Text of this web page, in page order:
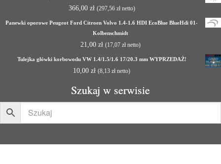
366,00 zł (297,56 złnetto)
Panewki oporowe Peugeot Ford Citroen Volvo 1.4-1.6 HDI EcoBlue BlueHdi 01-
Kolbenschmidt
21,00 zł (17,07 zł netto)
Tulejka główki korbowodu VW 1.4/1.5/1.6 17/20.3 mm WYPRZEDAŻ!
10,00 zł (8,13 zł netto)
Szukaj w serwisie